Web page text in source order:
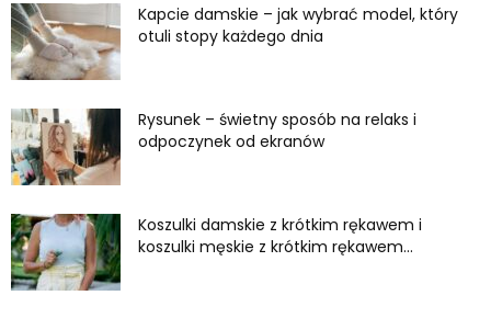
Kapcie damskie – jak wybrać model, który
otuli stopy każdego dnia
Rysunek – świetny sposób na relaks i
odpoczynek od ekranów
Koszulki damskie z krótkim rękawem i
koszulki męskie z krótkim rękawem...